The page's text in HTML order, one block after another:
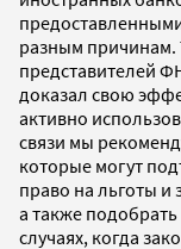
разным
представителей
доказал свою
активно
связи мы
которые могут
право на льготы и
а также
случаях, когда